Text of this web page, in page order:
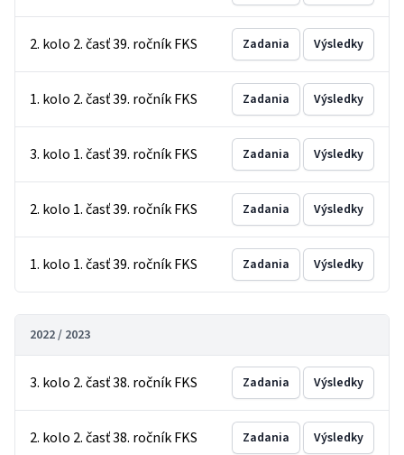
2. kolo 2. časť 39. ročník FKS Zadania Výsledky
1. kolo 2. časť 39. ročník FKS Zadania Výsledky
3. kolo 1. časť 39. ročník FKS Zadania Výsledky
2. kolo 1. časť 39. ročník FKS Zadania Výsledky
1. kolo 1. časť 39. ročník FKS Zadania Výsledky
2022 / 2023
3. kolo 2. časť 38. ročník FKS Zadania Výsledky
2. kolo 2. časť 38. ročník FKS Zadania Výsledky